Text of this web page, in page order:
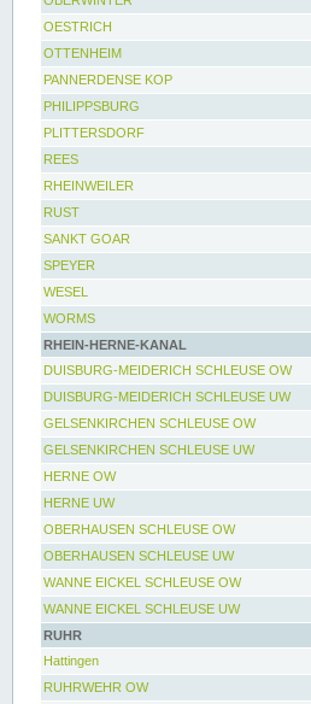
OESTRICH
OTTENHEIM
PANNERDENSE KOP
PHILIPPSBURG
PLITTERSDORF
REES
RHEINWEILER
RUST
SANKT GOAR
SPEYER
WESEL
WORMS
RHEIN-HERNE-KANAL
DUISBURG-MEIDERICH SCHLEUSE OW
DUISBURG-MEIDERICH SCHLEUSE UW
GELSENKIRCHEN SCHLEUSE OW
GELSENKIRCHEN SCHLEUSE UW
HERNE OW
HERNE UW
OBERHAUSEN SCHLEUSE OW
OBERHAUSEN SCHLEUSE UW
WANNE EICKEL SCHLEUSE OW
WANNE EICKEL SCHLEUSE UW
RUHR
Hattingen
RUHRWEHR OW